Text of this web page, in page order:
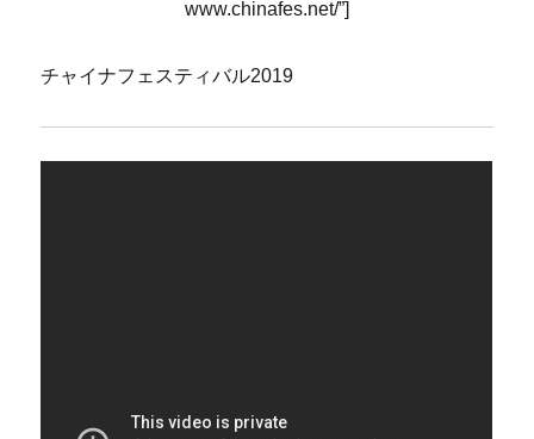
www.chinafes.net/”]
チャイナフェスティバル2019